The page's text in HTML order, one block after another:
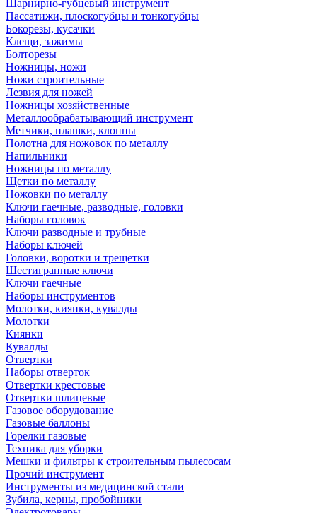
Шарнирно-губцевый инструмент
Пассатижи, плоскогубцы и тонкогубцы
Бокорезы, кусачки
Клещи, зажимы
Болторезы
Ножницы, ножи
Ножи строительные
Лезвия для ножей
Ножницы хозяйственные
Металлообрабатывающий инструмент
Метчики, плашки, клоппы
Полотна для ножовок по металлу
Напильники
Ножницы по металлу
Щетки по металлу
Ножовки по металлу
Ключи гаечные, разводные, головки
Наборы головок
Ключи разводные и трубные
Наборы ключей
Головки, воротки и трещетки
Шестигранные ключи
Ключи гаечные
Наборы инструментов
Молотки, киянки, кувалды
Молотки
Киянки
Кувалды
Отвертки
Наборы отверток
Отвертки крестовые
Отвертки шлицевые
Газовое оборудование
Газовые баллоны
Горелки газовые
Техника для уборки
Мешки и фильтры к строительным пылесосам
Прочий инструмент
Инструменты из медицинской стали
Зубила, керны, пробойники